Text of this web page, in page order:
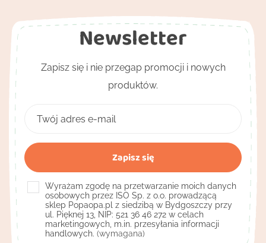
Newsletter
Zapisz się i nie przegap promocji i nowych
produktów.
Wyrażam zgodę na przetwarzanie moich danych
osobowych przez ISO Sp. z o.o. prowadzącą
sklep Popaopa.pl z siedzibą w Bydgoszczy przy
ul. Pięknej 13, NIP: 521 36 46 272 w celach
marketingowych, m.in. przesyłania informacji
handlowych. (wymagana)